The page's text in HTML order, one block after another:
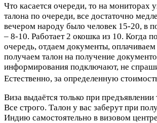
Что касается очереди, то на мониторах
талона по очереди, все достаточно
вечером народу было человек 15-20, в
– 8-10. Работает 2 окошка из 10. Когда
очередь, отдаем документы,
получаем талон на получение
информирования подключают, не
Естественно, за определенную
Виза выдаётся только при предъявлении
Все строго. Талон у вас заберут при
Индию самостоятельно в визовом